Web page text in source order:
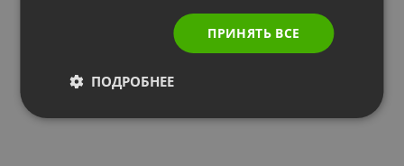
ПРИНЯТЬ ВСЕ
ПОДРОБНЕЕ